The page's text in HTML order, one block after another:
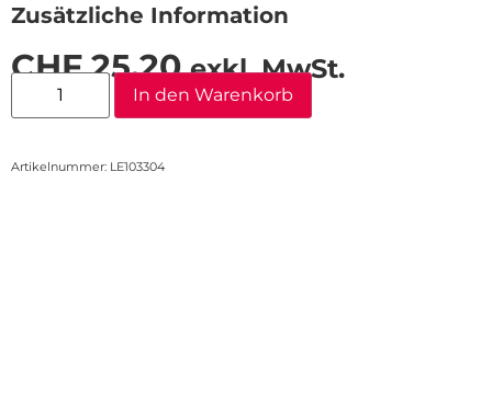
Zusätzliche Information
CHF25.20 exkl. MwSt.
In den Warenkorb
Artikelnummer: LE103304